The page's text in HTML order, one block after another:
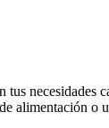
alimentación o